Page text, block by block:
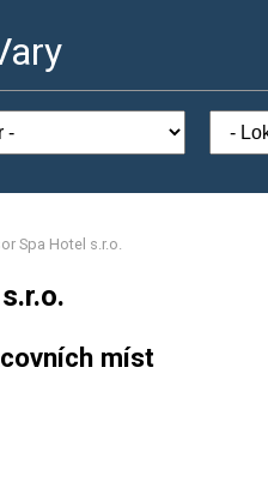
Spa Hotel s.r.o.
míst